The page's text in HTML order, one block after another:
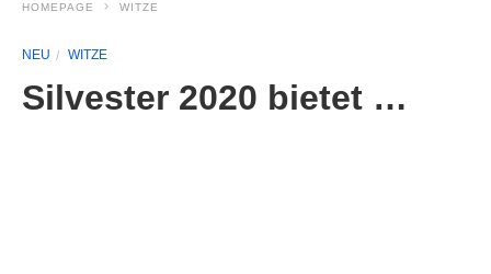
HOMEPAGE WITZE
NEU WITZE
Silvester 2020 bietet …